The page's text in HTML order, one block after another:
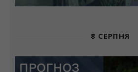
8 СЕРПНЯ